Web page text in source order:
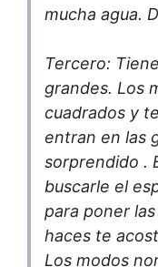
mucha agua.
Tercero:
grandes. Los
cuadrados y
entran en las
sorprendido .
buscarle el
para poner
haces te
Los modos